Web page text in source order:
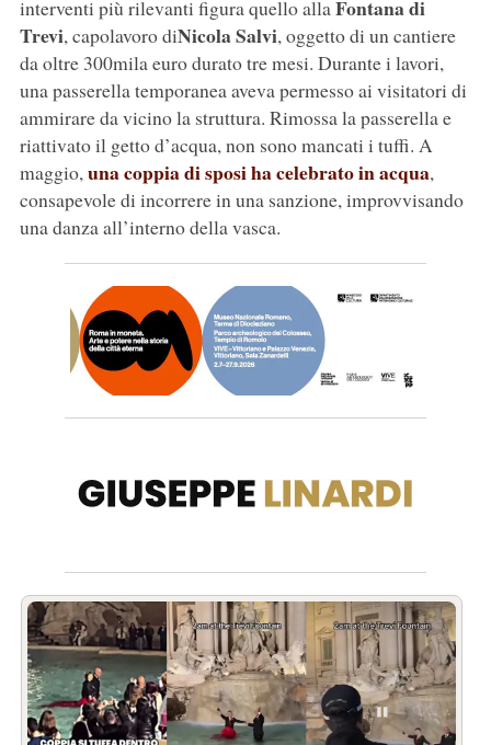
interventi più rilevanti figura quello allaFontana di
Trevi, capolavoro diNicolaSalvi, oggetto di un cantiere
da oltre 300mila euro durato tre mesi. Durante i lavori,
una passerella temporanea aveva permesso ai visitatori di
ammirare da vicino la struttura. Rimossa la passerella e
riattivato il getto d’acqua, non sono mancati i tuffi. A
maggio,una coppia di sposi ha celebrato in acqua,
consapevole di incorrere in una sanzione, improvvisando
una danza all’interno della vasca.